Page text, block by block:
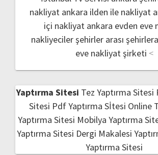
nakliyat ankara ilden ile nakliyat
içi nakliyat ankara evden eve
nakliyeciler şehirler arası
eve nakliyat şirketi <
Yaptırma Sitesi Tez Yaptırma Sitesi
Sitesi Pdf Yaptırma Sİtesi Online
Yaptırma Sitesi Mobilya Yaptırma
Yaptırma Sitesi Dergi Makalesi
Yaptırma Sitesi